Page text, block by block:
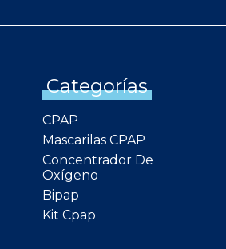
Categorías
CPAP
Mascarilas CPAP
Concentrador De
Oxígeno
Bipap
Kit Cpap